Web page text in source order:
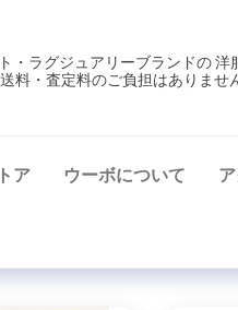
・ラグジュアリーブランドの 洋
料・査定料のご負担はありませ
ア ウーボについて